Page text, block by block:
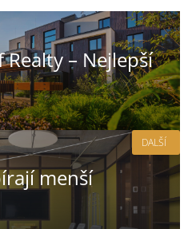
Realty – Nejlepší
menší
DALŠÍ